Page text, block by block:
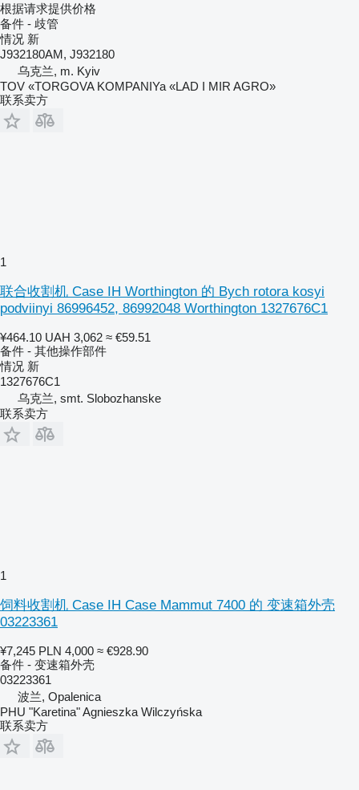
根据请求提供价格
备件 - 歧管
情况 新
J932180AM, J932180
乌克兰, m. Kyiv
TOV «TORGOVA KOMPANIYa «LAD I MIR AGRO»
联系卖方
1
联合收割机 Case IH Worthington 的 Bych rotora kosyi
podviinyi 86996452, 86992048 Worthington 1327676C1
¥464.10 UAH 3,062 ≈ €59.51
备件 - 其他操作部件
情况 新
1327676C1
乌克兰, smt. Slobozhanske
联系卖方
1
饲料收割机 Case IH Case Mammut 7400 的 变速箱外壳
03223361
¥7,245 PLN 4,000 ≈ €928.90
备件 - 变速箱外壳
03223361
波兰, Opalenica
PHU "Karetina" Agnieszka Wilczyńska
联系卖方